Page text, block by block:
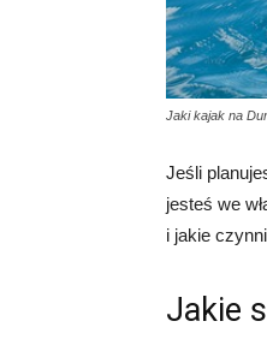
Jaki kajak na
Jeśli
jesteś we
i jakie
Jakie